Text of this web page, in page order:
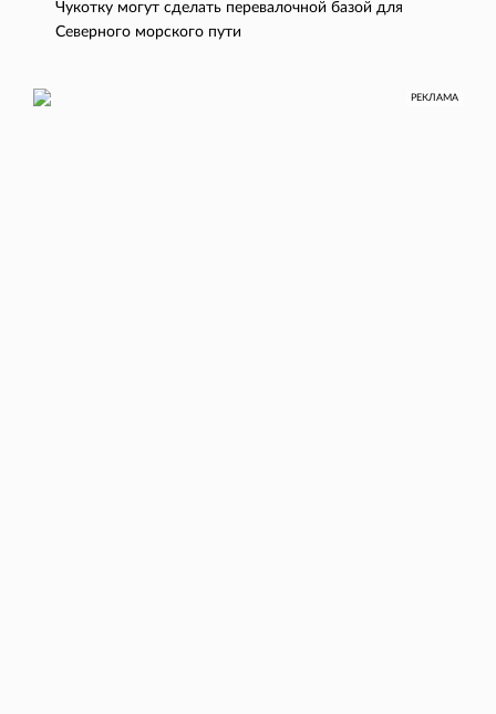
Чукотку могут сделать перевалочной базой для
Северного морского пути
РЕКЛАМА